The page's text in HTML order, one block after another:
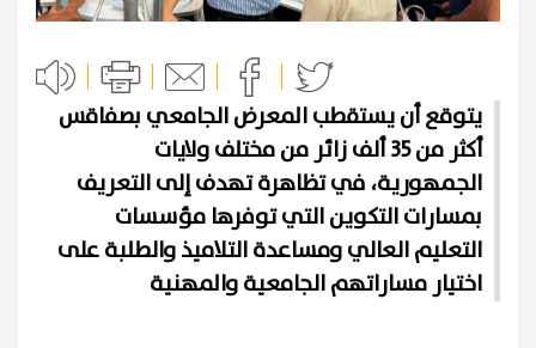
يتوقع أن يستقطب المعرض الجامعي بصفاقس
أكثر من 35 ألف زائر من مختلف ولايات
الجمهورية، في تظاهرة تهدف إلى التعريف
بمسارات التكوين التي توفرها مؤسسات
التعليم العالي ومساعدة التلاميذ والطلبة على
اختيار مساراتهم الجامعية والمهنية